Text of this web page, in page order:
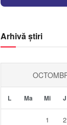
Arhivă știri
L Ma Mi J
1 2